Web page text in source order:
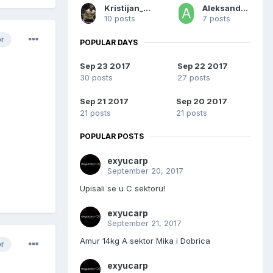
Kristijan_Sombor
10 posts
Aleksandar Aca
7 posts
POPULAR DAYS
Sep 23 2017
30 posts
Sep 22 2017
27 posts
Sep 21 2017
21 posts
Sep 20 2017
21 posts
POPULAR POSTS
exyucarp
September 20, 2017
Upisali se u C sektoru!
exyucarp
September 21, 2017
Amur 14kg A sektor Mika i Dobrica
exyucarp